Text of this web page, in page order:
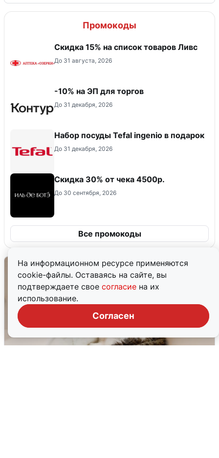
На информационном ресурсе применяются
cookie-файлы. Оставаясь на сайте, вы
подтверждаете свое согласие на их
использование.
Согласен
Промокоды
Скидка 15% на список товаров Ливс
До 31 августа, 2026
-10% на ЭП для торгов
До 31 декабря, 2026
Набор посуды Tefal ingenio в подарок
До 31 декабря, 2026
Скидка 30% от чека 4500р.
До 30 сентября, 2026
Все промокоды